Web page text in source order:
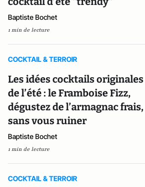
Baptiste Bochet
1 min de lecture
COCKTAIL & TERROIR
Les idées cocktails originales
de l’été : le Framboise Fizz,
dégustez de l’armagnac frais,
sans vous ruiner
Baptiste Bochet
1 min de lecture
COCKTAIL & TERROIR